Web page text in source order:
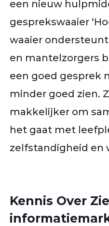
een nieuw
gesprekswaaier
waaier
en mantelzorgers
een goed gesprek
minder goed zien.
makkelijker om
het gaat met
zelfstandigheid en
Kennis Over